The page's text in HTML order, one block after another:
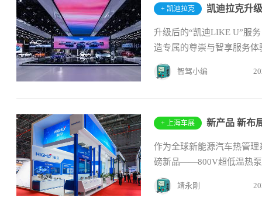
+ 凯迪拉克 凯迪拉克升
升级后的“凯迪LIKE U”服
造专属的尊崇与智享服务体
智驾小编
+ 上海车展 新产品 新布
作为全球新能源汽车热管
磅新品——800V超低温热泵
靖永刚